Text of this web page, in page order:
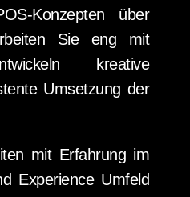
Konzepten über
Sie eng mit
kreative
Umsetzung der
mit Erfahrung im
Experience Umfeld